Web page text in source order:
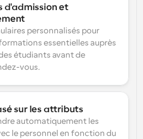
d'admission et
personnalisés pour
essentielles auprès
étudiants avant de
vous.
sur les attributs
automatiquement les
le personnel en fonction du